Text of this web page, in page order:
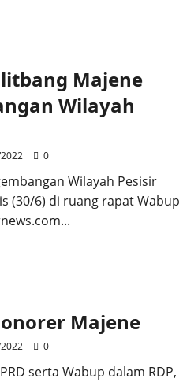
Majene
Wilayah
0
Wilayah Pesisir
(30/6) di ruang rapat Wabup
Majene
0
serta Wabup dalam RDP,